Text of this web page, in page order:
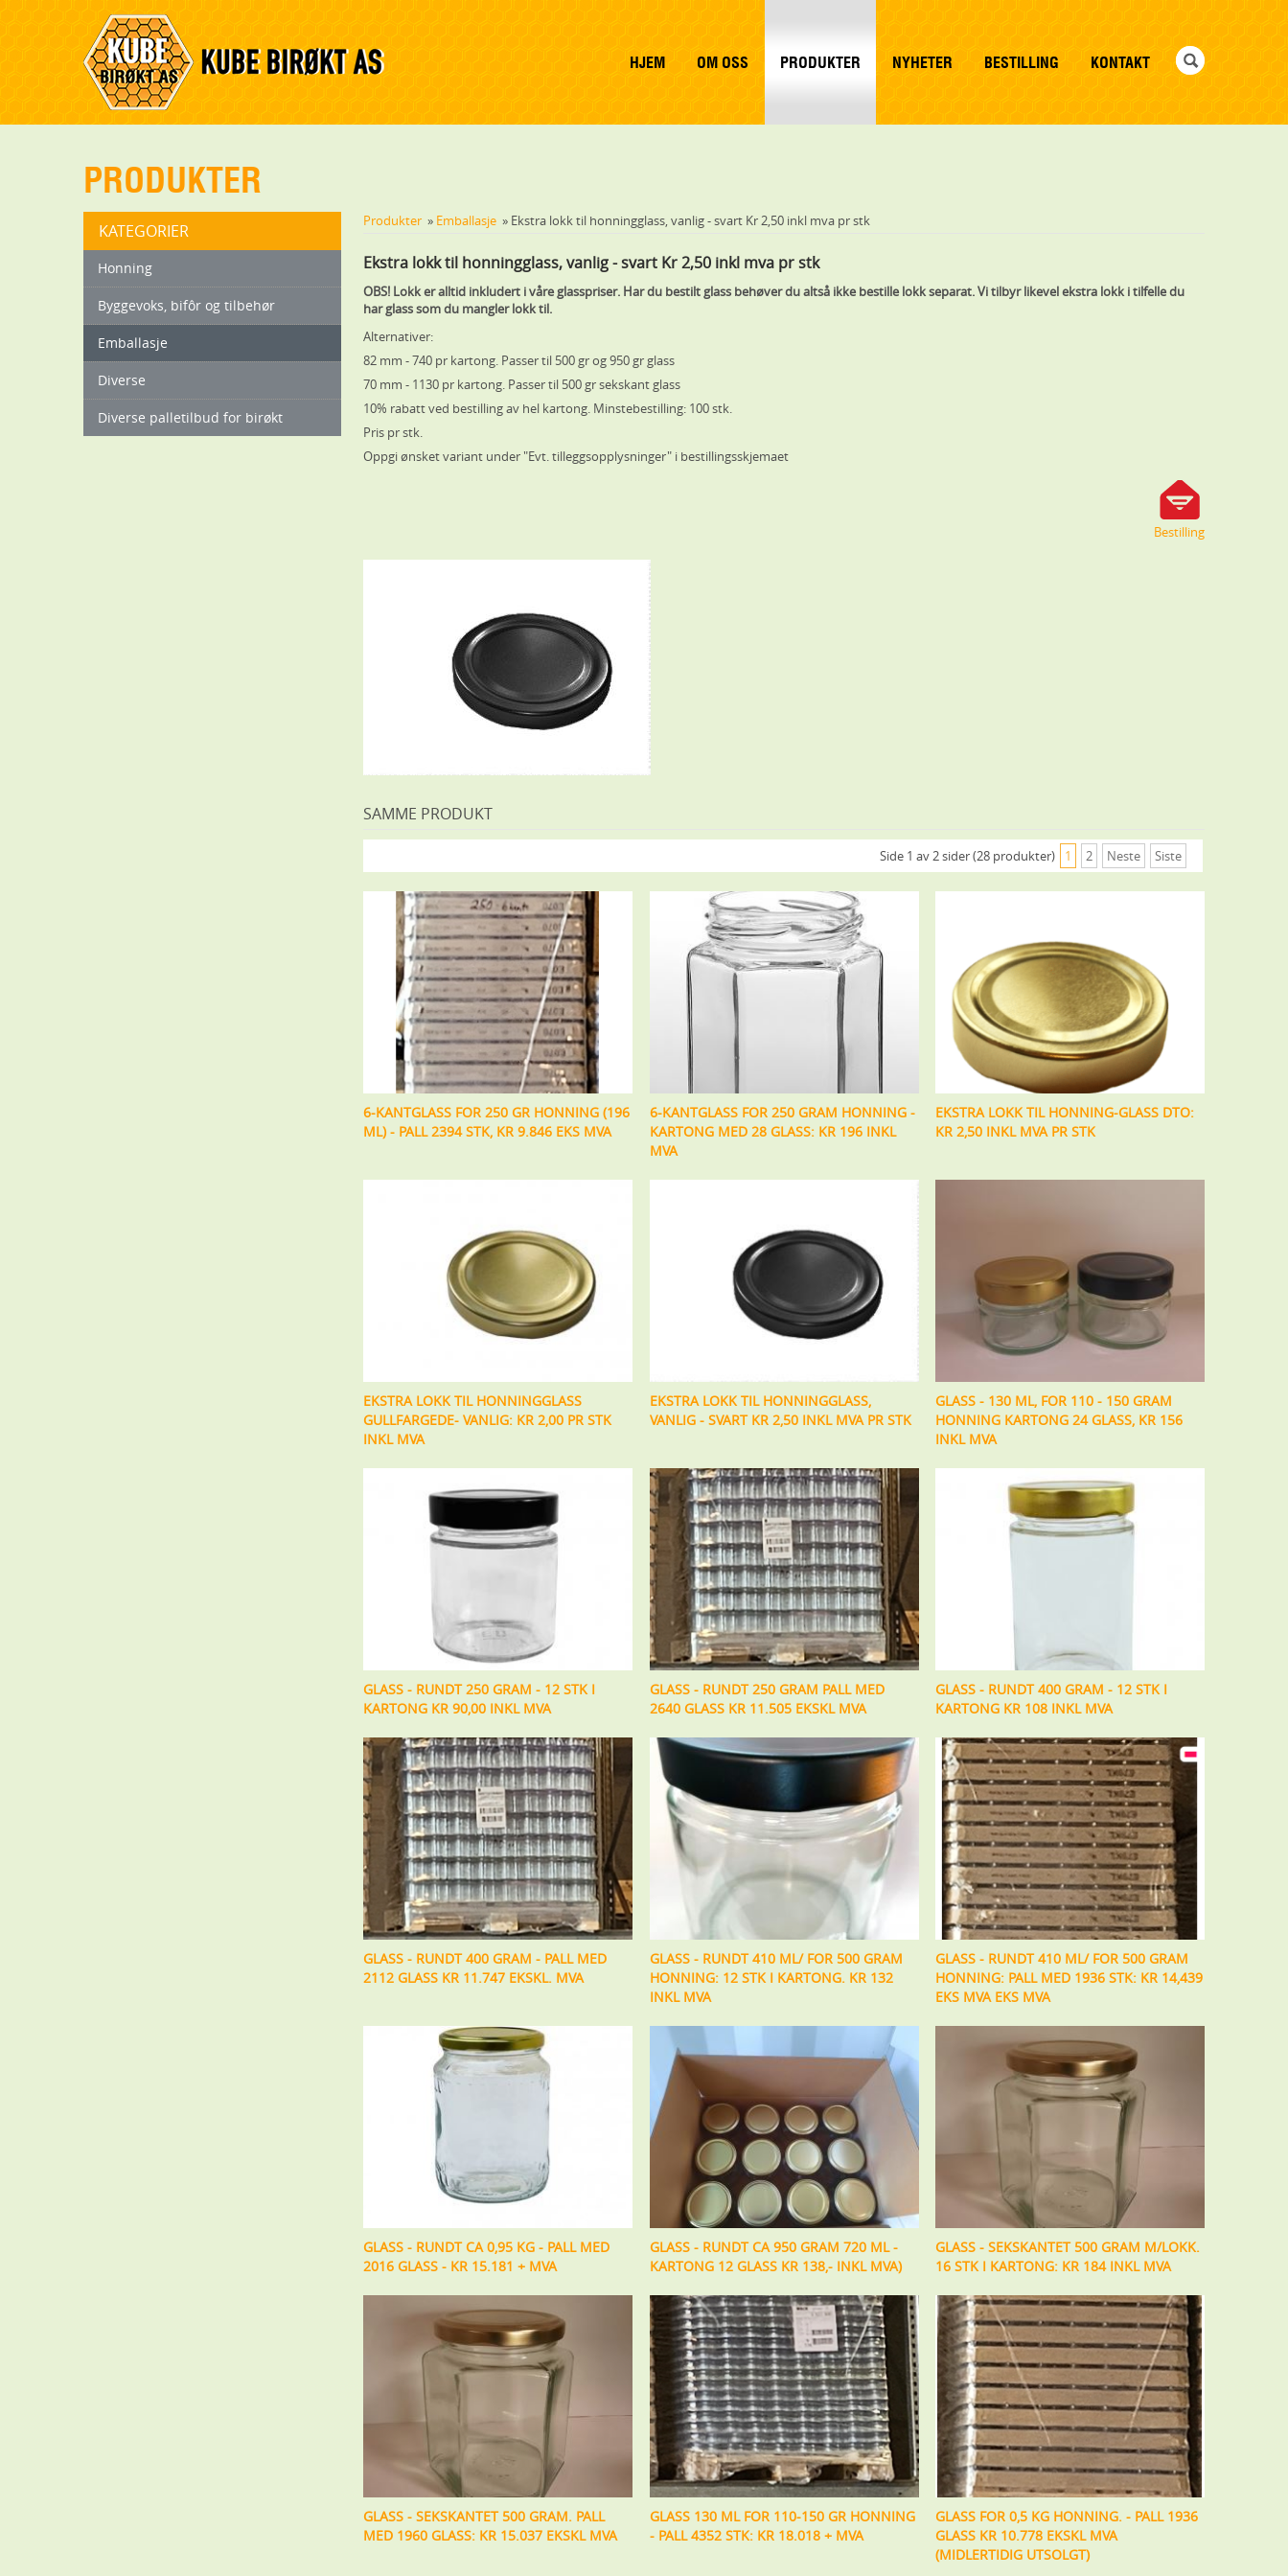
HJEM OM OSS PRODUKTER NYHETER BESTILLING KONTAKT
PRODUKTER
KATEGORIER
Honning
Byggevoks, bifôr og tilbehør
Emballasje
Diverse
Diverse palletilbud for birøkt
Produkter » Emballasje » Ekstra lokk til honningglass, vanlig - svart Kr 2,50 inkl mva pr stk
Ekstra lokk til honningglass, vanlig - svart Kr 2,50 inkl mva pr stk
OBS! Lokk er alltid inkludert i våre glasspriser. Har du bestilt glass behøver du altså ikke bestille lokk separat. Vi tilbyr likevel ekstra lokk i tilfelle du
har glass som du mangler lokk til.
Alternativer:
82 mm - 740 pr kartong. Passer til 500 gr og 950 gr glass
70 mm - 1130 pr kartong. Passer til 500 gr sekskant glass
10% rabatt ved bestilling av hel kartong. Minstebestilling: 100 stk.
Pris pr stk.
Oppgi ønsket variant under "Evt. tilleggsopplysninger" i bestillingsskjemaet
Bestilling
SAMME PRODUKT
Side 1 av 2 sider (28 produkter) 1 2 Neste Siste
6-KANTGLASS FOR 250 GR HONNING (196
ML) - PALL 2394 STK, KR 9.846 EKS MVA
6-KANTGLASS FOR 250 GRAM HONNING -
KARTONG MED 28 GLASS: KR 196 INKL
MVA
EKSTRA LOKK TIL HONNING-GLASS DTO:
KR 2,50 INKL MVA PR STK
EKSTRA LOKK TIL HONNINGGLASS
GULLFARGEDE- VANLIG: KR 2,00 PR STK
INKL MVA
EKSTRA LOKK TIL HONNINGGLASS,
VANLIG - SVART KR 2,50 INKL MVA PR STK
GLASS - 130 ML, FOR 110 - 150 GRAM
HONNING KARTONG 24 GLASS, KR 156
INKL MVA
GLASS - RUNDT 250 GRAM - 12 STK I
KARTONG KR 90,00 INKL MVA
GLASS - RUNDT 250 GRAM PALL MED
2640 GLASS KR 11.505 EKSKL MVA
GLASS - RUNDT 400 GRAM - 12 STK I
KARTONG KR 108 INKL MVA
GLASS - RUNDT 400 GRAM - PALL MED
2112 GLASS KR 11.747 EKSKL. MVA
GLASS - RUNDT 410 ML/ FOR 500 GRAM
HONNING: 12 STK I KARTONG. KR 132
INKL MVA
GLASS - RUNDT 410 ML/ FOR 500 GRAM
HONNING: PALL MED 1936 STK: KR 14,439
EKS MVA EKS MVA
GLASS - RUNDT CA 0,95 KG - PALL MED
2016 GLASS - KR 15.181 + MVA
GLASS - RUNDT CA 950 GRAM 720 ML -
KARTONG 12 GLASS KR 138,- INKL MVA)
GLASS - SEKSKANTET 500 GRAM M/LOKK.
16 STK I KARTONG: KR 184 INKL MVA
GLASS - SEKSKANTET 500 GRAM. PALL
MED 1960 GLASS: KR 15.037 EKSKL MVA
GLASS 130 ML FOR 110-150 GR HONNING
- PALL 4352 STK: KR 18.018 + MVA
GLASS FOR 0,5 KG HONNING. - PALL 1936
GLASS KR 10.778 EKSKL MVA
(MIDLERTIDIG UTSOLGT)